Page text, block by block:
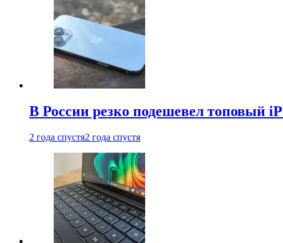
В России резко подешевел топовый
2 года спустя2 года спустя